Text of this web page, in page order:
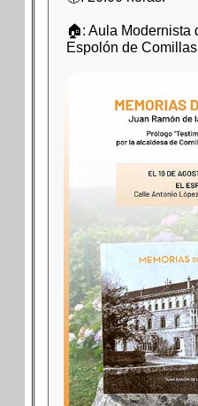
🏠: Aula Modernista
Espolón de